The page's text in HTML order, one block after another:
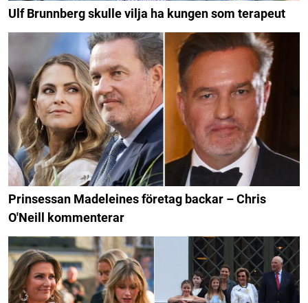
Ulf Brunnberg skulle vilja ha kungen som terapeut
Prinsessan Madeleines företag backar – Chris
O'Neill kommenterar